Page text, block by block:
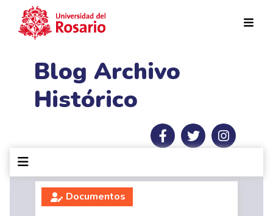
Blog Archivo
Histórico
Documentos